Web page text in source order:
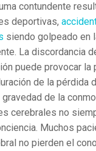
contundente
deportivas,
siendo golpeado en
La discordancia
puede provocar la
de la pérdida
de la
cerebrales no
Muchos
no pierden el